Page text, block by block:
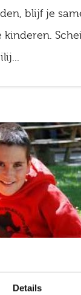
Details
blijf je
kinderen.
je flink zorgen